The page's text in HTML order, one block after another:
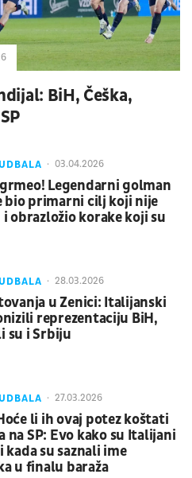
BiH, Češka,
03.04.2026
Legendarni golman
bio primarni cilj koji nije
obrazložio korake koji su
28.03.2026
u Zenici: Italijanski
reprezentaciju BiH,
su i Srbiju
27.03.2026
li ih ovaj potez koštati
na SP: Evo kako su Italijani
kada su saznali ime
u finalu baraža